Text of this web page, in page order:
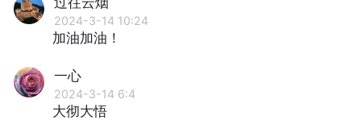
2024-3-14 10:24
加油加油！
一心
2024-3-14 6:4
大彻大悟